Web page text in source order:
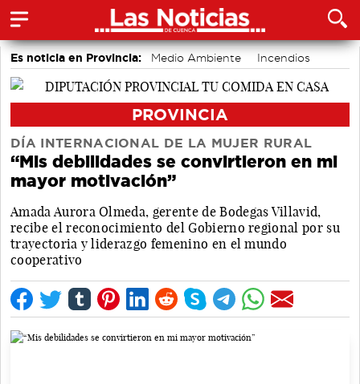
Es noticia en Provincia: Medio Ambiente Incendios
PROVINCIA
DÍA INTERNACIONAL DE LA MUJER RURAL
“Mis debilidades se convirtieron en mi
mayor motivación”
Amada Aurora Olmeda, gerente de Bodegas Villavid,
recibe el reconocimiento del Gobierno regional por su
trayectoria y liderazgo femenino en el mundo
cooperativo